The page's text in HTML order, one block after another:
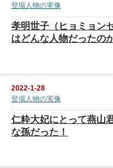
登場人物の実像
孝明世子（ヒョミョン
はどんな人物だったの
2022-1-28
登場人物の実像
仁粋大妃にとって燕山
な孫だった！